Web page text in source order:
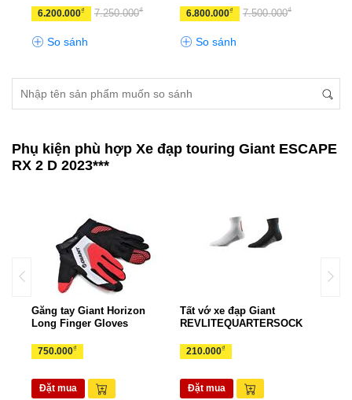
6.200.000₫ 7.250.000₫
So sánh
6.800.000₫ 7.500.000₫
So sánh
Phụ kiện phù hợp Xe đạp touring Giant ESCAPE
RX 2 D 2023***
Găng tay Giant Horizon
Long Finger Gloves
750.000₫
Đặt mua
Tất vớ xe đạp Giant
REVLITEQUARTERSOCK
210.000₫
Đặt mua